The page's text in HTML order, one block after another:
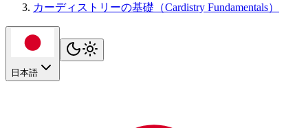
カーディストリーの基礎（Cardistry Fundamentals）
日本語